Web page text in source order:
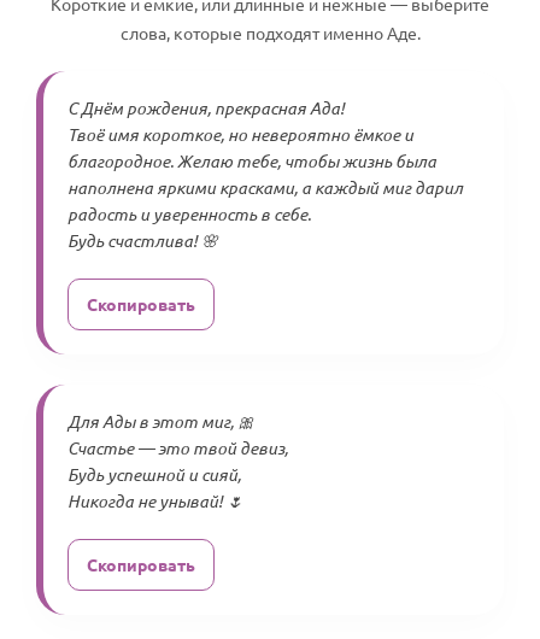
слова, которые подходят именно Аде.
С Днём рождения, прекрасная Ада!
Твоё имя короткое, но невероятно ёмкое и
благородное. Желаю тебе, чтобы жизнь была
наполнена яркими красками, а каждый миг дарил
радость и уверенность в себе.
Будь счастлива! 🌸
Скопировать
Для Ады в этот миг, 🎀
Счастье — это твой девиз,
Будь успешной и сияй,
Никогда не унывай! 🌷
Скопировать